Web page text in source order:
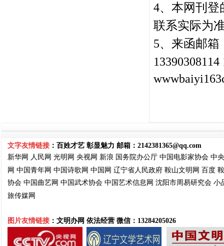
4、本网刊登
联系实际为
5、 来函邮箱
13390308114
文字友情链接 ：百姓才艺 彰显魅力 邮箱： 2142381365@qq.com
新华网 人民网 光明网 央视网 新浪 国务院办公厅 中国电影家协会 中
网 中国青年网 中国诗歌网 中国网 辽宁省人民政府 鞍山文明网 百度
协会 中国曲艺网 中国武术协会 中国艺术信息网 沈阳市周易研究会 小
旅传媒网
图片友情链接 ：文明办网 依法经营 微信：13284205026